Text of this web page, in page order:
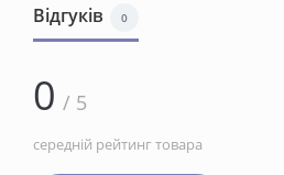
Відгуків 0
0 / 5
середній рейтинг товара